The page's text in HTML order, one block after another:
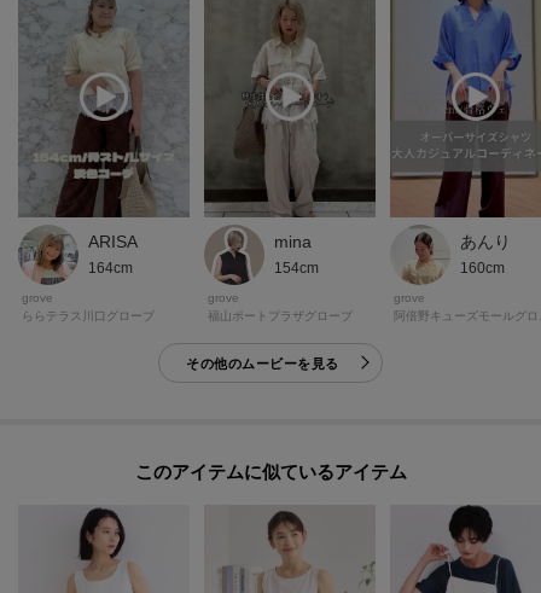
ARISA
164cm
grove
ららテラス川口グローブ
mina
154cm
grove
福山ポートプラザグローブ
あんり
160cm
grove
その他のムービーを見る
このアイテムに似ているアイテム